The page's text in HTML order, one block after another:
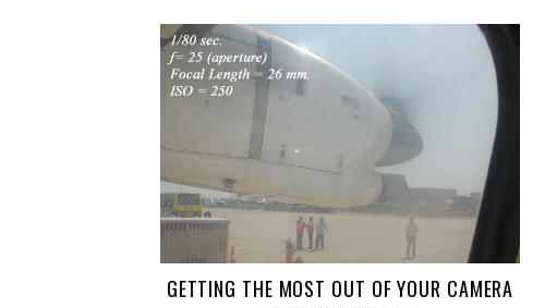
GETTING THE MOST OUT OF YOUR CAMERA